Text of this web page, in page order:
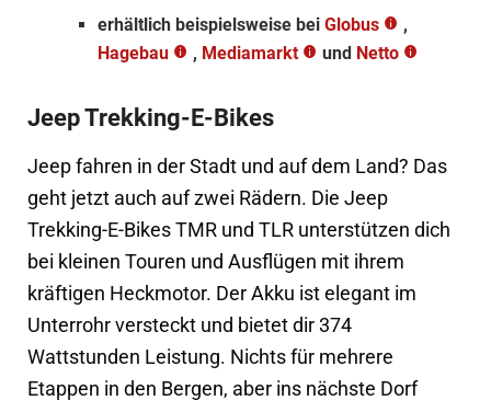
erhältlich beispielsweise beiGlobus
,
Hagebau
, Mediamarkt und Netto
Jeep Trekking-E-Bikes
Jeep fahren in der Stadt und auf dem Land? Das
geht jetzt auch auf zwei Rädern. Die Jeep
Trekking-E-Bikes TMR und TLR unterstützen dich
bei kleinen Touren und Ausflügen mit ihrem
kräftigen Heckmotor. Der Akku ist elegant im
Unterrohr versteckt und bietet dir 374
Wattstunden Leistung. Nichts für mehrere
Etappen in den Bergen, aber ins nächste Dorf